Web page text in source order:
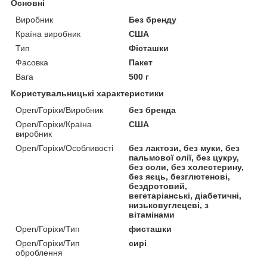
Основні
Виробник
Без бренду
Країна виробник
США
Тип
Фісташки
Фасовка
Пакет
Вага
500 г
Користувальницькі характеристики
Open/Горіхи/Виробник
без бренда
Open/Горіхи/Країна
виробник
США
Open/Горіхи/Особливості
без лактози, без муки, без
пальмової олії, без цукру,
без соли, без холестерину,
без яєць, безглютенові,
бездротовий,
вегетаріанські, діабетичні,
низьковуглецеві, з
вітамінами
Open/Горіхи/Тип
фисташки
Open/Горіхи/Тип
оброблення
сирі